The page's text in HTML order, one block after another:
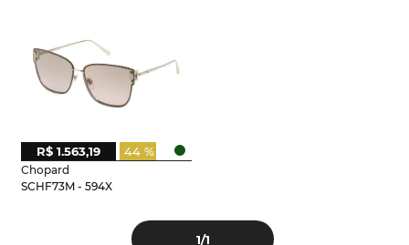
Chopard
SCHF73M - 594X
44 %
R$ 1.563,19
1/1